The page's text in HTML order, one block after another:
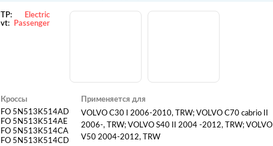
TP:
Electric
vt:
Passenger
Кроссы
FO 5N513K514AD
FO 5N513K514AE
FO 5N513K514CA
FO 5N513K514CD
Применяется для
VOLVO C30 I 2006-2010, TRW; VOLVO C70 cabrio II
2006-, TRW; VOLVO S40 II 2004 -2012, TRW; VOLVO
V50 2004-2012, TRW